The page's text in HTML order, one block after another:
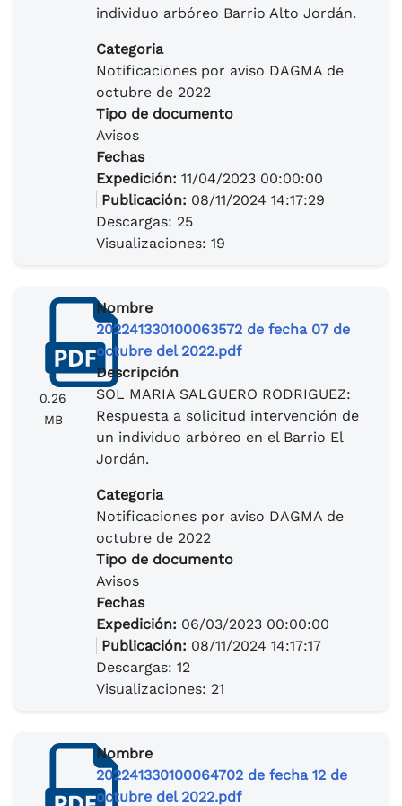
individuo arbóreo Barrio Alto Jordán.
Categoria
Notificaciones por aviso DAGMA de
octubre de 2022
Tipo de documento
Avisos
Fechas
Expedición: 11/04/2023 00:00:00
Publicación: 08/11/2024 14:17:29
Descargas: 25
Visualizaciones: 19
0.26
MB
Nombre
202241330100063572 de fecha 07 de
octubre del 2022.pdf
Descripción
SOL MARIA SALGUERO RODRIGUEZ:
Respuesta a solicitud intervención de
un individuo arbóreo en el Barrio El
Jordán.
Categoria
Notificaciones por aviso DAGMA de
octubre de 2022
Tipo de documento
Avisos
Fechas
Expedición: 06/03/2023 00:00:00
Publicación: 08/11/2024 14:17:17
Descargas: 12
Visualizaciones: 21
Nombre
202241330100064702 de fecha 12 de
octubre del 2022.pdf